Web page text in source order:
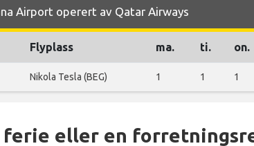
Airport operert av Qatar Airways
Flyplass ma. ti. on.
Nikola Tesla (BEG) 1 1 1
ferie eller en